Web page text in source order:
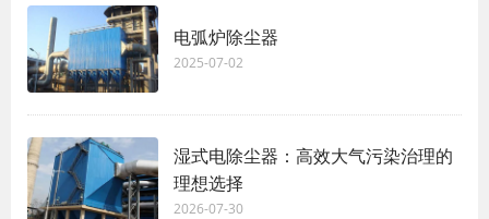
电弧炉除尘器
2025-07-02
湿式电除尘器：高效大气污染治理的
理想选择
2026-07-30